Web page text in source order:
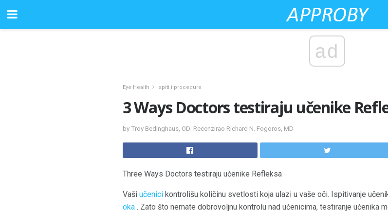
ad
Eye Health Ispiti i procedure
3 Ways Doctors testiraju učenike
by Troy Bedinghaus, OD; Recenzirao Richard N. Fogoros, MD
Three Ways Doctors testiraju učenike Refleksa
Vaši učenici kontrolišu količinu svetlosti koja ulazi u vaše oči. Ispitivanje
oka . Zato što nemate dobrovoljnu kontrolu nad učenicima, testiranje učenika